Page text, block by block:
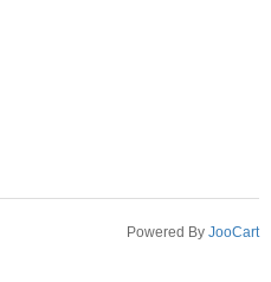
Powered By JooCart